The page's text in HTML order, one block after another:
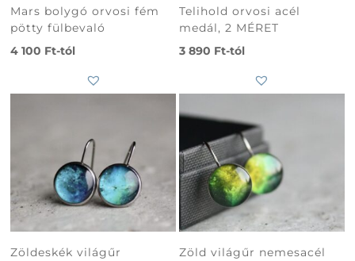
Mars bolygó orvosi fém
pötty fülbevaló
4 100 Ft-tól
Telihold orvosi acél
medál, 2 MÉRET
3 890 Ft-tól
Zöldeskék világűr
Zöld világűr nemesacél